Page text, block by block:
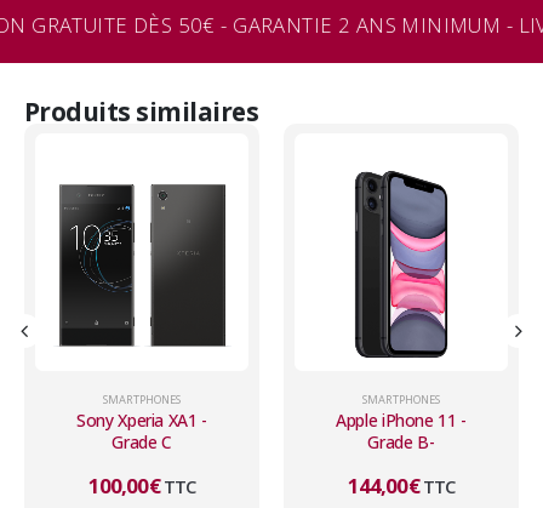
GRATUITE DÈS 50€ - GARANTIE 2 ANS MINIMUM -
Produits similaires
SMARTPHONES
Sony Xperia XA1 -
Grade C
100,00€ TTC
SMARTPHONES
Apple iPhone 11 -
Grade B-
144,00€ TTC